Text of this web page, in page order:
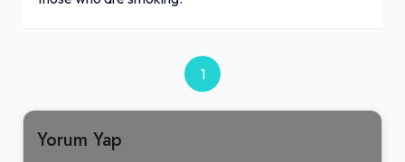
1
Yorum Yap